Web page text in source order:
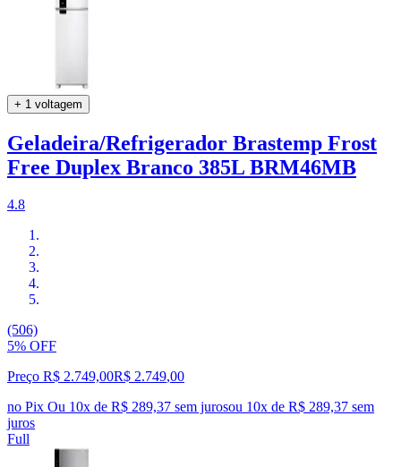
+ 1 voltagem
Geladeira/Refrigerador Brastemp Frost
Free Duplex Branco 385L BRM46MB
4.8
(506)
5% OFF
Preço R$ 2.749,00R$ 2.749,00
no Pix Ou 10x de R$ 289,37 sem jurosou 10x de R$ 289,37 sem
juros
Full